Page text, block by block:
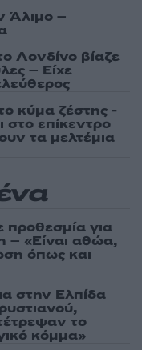
Άλιμο –
Λονδίνο βίαζε
– Είχε
κύμα ζέστης -
στο επίκεντρο
τα μελτέμια
για
– «Είναι αθώα,
όπως και
στην Ελπίδα
το
κόμμα»